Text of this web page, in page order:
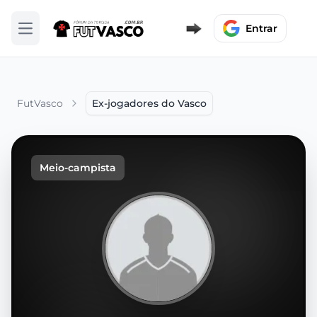
Abrir menu Entrar
FutVasco Ex-jogadores do Vasco
Meio-campista